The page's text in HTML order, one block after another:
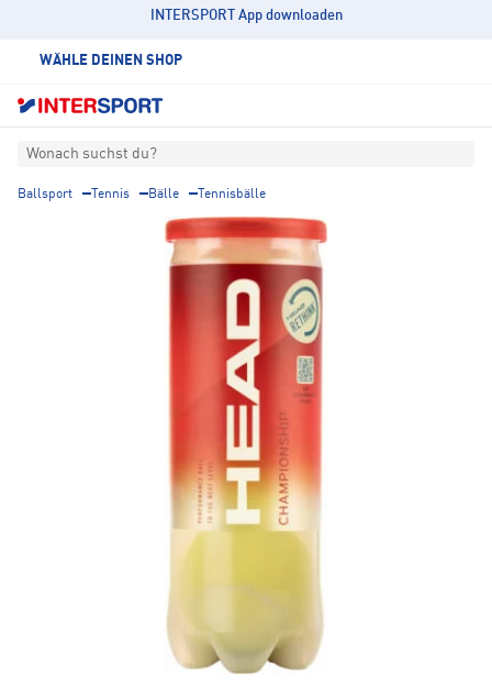
INTERSPORT App downloaden
WÄHLE DEINEN SHOP
Wonach suchst du?
Ballsport Tennis Bälle Tennisbälle